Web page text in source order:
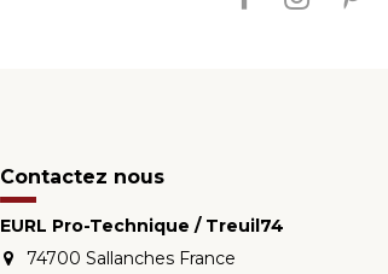
Contactez nous
EURL Pro-Technique / Treuil74
74700 Sallanches France